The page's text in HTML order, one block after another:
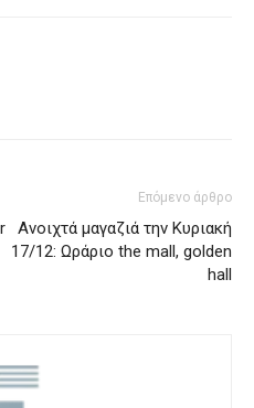
Επόμενο άρθρο
Ανοιχτά μαγαζιά την Κυριακή
17/12: Ωράριο the mall, golden
hall